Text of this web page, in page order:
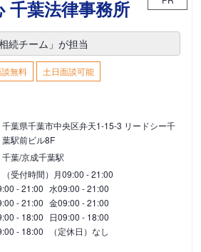
千葉法律事務所
続チーム」が担当
無料
土日面談可能
千葉県千葉市中央区弁天1-15-3 リードシー千
葉駅前ビル8F
千葉/京成千葉駅
（受付時間） 月09:00 - 21:00
- 21:00 水09:00 - 21:00
- 21:00 金09:00 - 21:00
- 18:00 日09:00 - 18:00
- 18:00 （定休日）なし